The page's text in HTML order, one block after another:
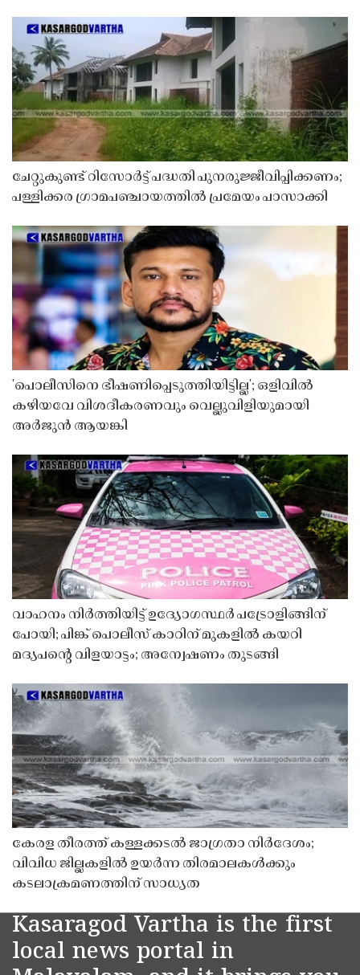
ചേറ്റുകുണ്ട് റിസോർട്ട് പദ്ധതി പുനരുജ്ജീവിപ്പിക്കണം;
പള്ളിക്കര ഗ്രാമപഞ്ചായത്തിൽ പ്രമേയം പാസാക്കി
'പൊലീസിനെ ഭീഷണിപ്പെടുത്തിയിട്ടില്ല'; ഒളിവിൽ
കഴിയവേ വിശദീകരണവും വെല്ലുവിളിയുമായി
അർജുൻ ആയങ്കി
വാഹനം നിർത്തിയിട്ട് ഉദ്യോഗസ്ഥർ പട്രോളിങ്ങിന്
പോയി; പിങ്ക് പൊലീസ് കാറിന് മുകളിൽ കയറി
മദ്യപൻ്റെ വിളയാട്ടം; അന്വേഷണം തുടങ്ങി
കേരള തീരത്ത് കള്ളക്കടൽ ജാഗ്രതാ നിർദേശം;
വിവിധ ജില്ലകളിൽ ഉയർന്ന തിരമാലകൾക്കും
കടലാക്രമണത്തിന് സാധ്യത
Kasaragod Vartha is the first
local news portal in